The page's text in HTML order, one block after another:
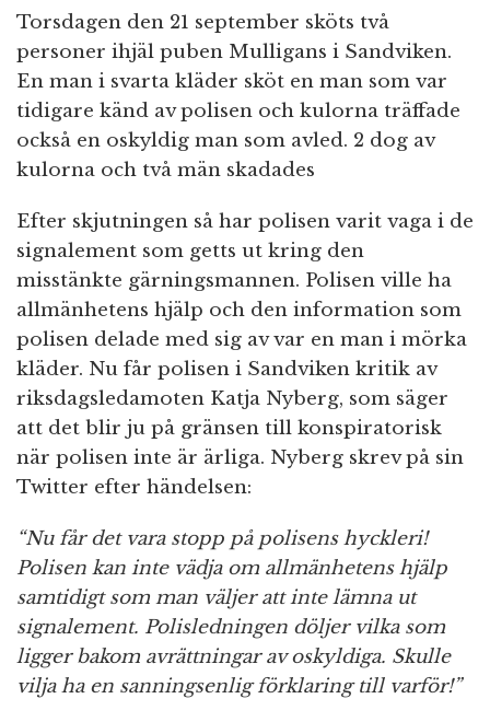
Torsdagen den 21 september sköts två
personer ihjäl puben Mulligans i Sandviken.
En man i svarta kläder sköt en man som var
tidigare känd av polisen och kulorna träffade
också en oskyldig man som avled. 2 dog av
kulorna och två män skadades
Efter skjutningen så har polisen varit vaga i de
signalement som getts ut kring den
misstänkte gärningsmannen. Polisen ville ha
allmänhetens hjälp och den information som
polisen delade med sig av var en man i mörka
kläder. Nu får polisen i Sandviken kritik av
riksdagsledamoten Katja Nyberg, som säger
att det blir ju på gränsen till konspiratorisk
när polisen inte är ärliga. Nyberg skrev på sin
Twitter efter händelsen:
“Nu får det vara stopp på polisens hyckleri!
Polisen kan inte vädja om allmänhetens hjälp
samtidigt som man väljer att inte lämna ut
signalement. Polisledningen döljer vilka som
ligger bakom avrättningar av oskyldiga. Skulle
vilja ha en sanningsenlig förklaring till varför!”